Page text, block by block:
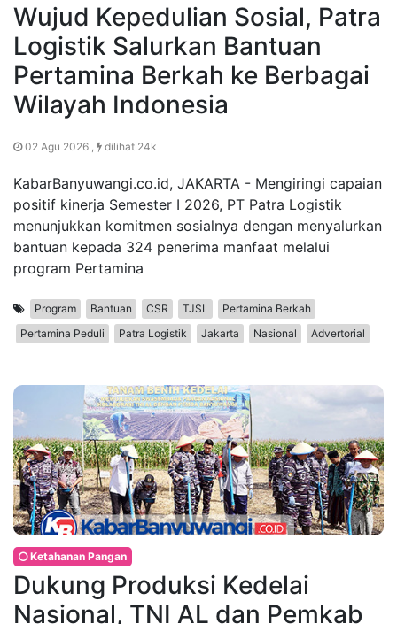
Wujud Kepedulian Sosial, Patra
Logistik Salurkan Bantuan
Pertamina Berkah ke Berbagai
Wilayah Indonesia
02 Agu 2026 , dilihat 24k
KabarBanyuwangi.co.id, JAKARTA - Mengiringi capaian
positif kinerja Semester I 2026, PT Patra Logistik
menunjukkan komitmen sosialnya dengan menyalurkan
bantuan kepada 324 penerima manfaat melalui
program Pertamina
Program Bantuan CSR TJSL
Pertamina Berkah
Pertamina Peduli
Patra Logistik Jakarta Nasional Advertorial
Ketahanan Pangan
Dukung Produksi Kedelai
Nasional, TNI AL dan Pemkab